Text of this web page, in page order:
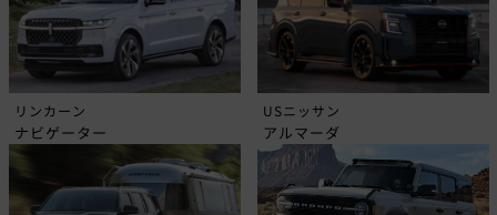
リンカーン
ナビゲーター
USニッサン
アルマーダ